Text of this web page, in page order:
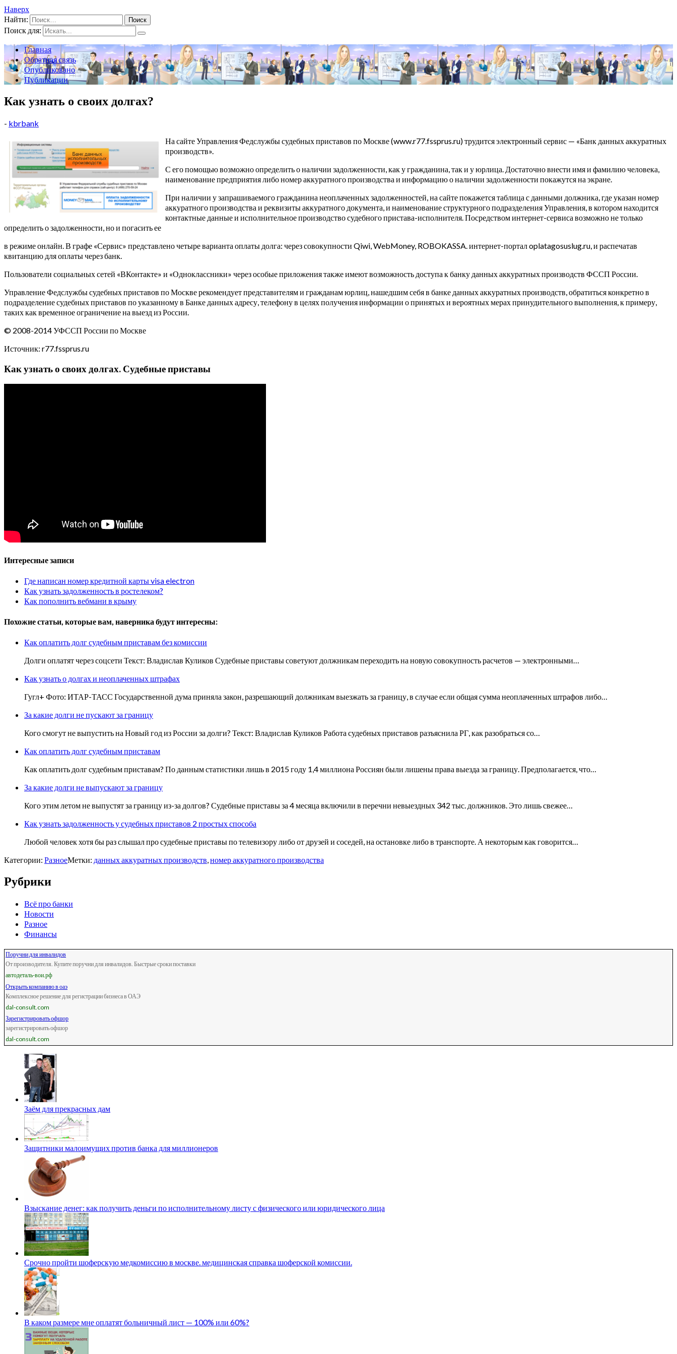
Наверх
Найти:
Поиск для:
Главная
Обратная связь
Опубликовано
Публикации
Как узнать о своих долгах?
- kbrbank
На сайте Управления Федслужбы судебных приставов по Москве (www.r77.fssprus.ru) трудится электронный сервис — «Банк данных аккуратных
производств».
С его помощью возможно определить о наличии задолженности, как у гражданина, так и у юрлица. Достаточно внести имя и фамилию человека,
наименование предприятия либо номер аккуратного производства и информацию о наличии задолженности покажутся на экране.
При наличии у запрашиваемого гражданина неоплаченных задолженностей, на сайте покажется таблица с данными должника, где указан номер
аккуратного производства и реквизиты аккуратного документа, и наименование структурного подразделения Управления, в котором находится
контактные данные и исполнительное производство судебного пристава-исполнителя. Посредством интернет-сервиса возможно не только
определить о задолженности, но и погасить ее
в режиме онлайн. В графе «Сервис» представлено четыре варианта оплаты долга: через совокупности Qiwi, WebMoney, ROBOKASSA. интернет-портал oplatagosuslug.ru, и распечатав
квитанцию для оплаты через банк.
Пользователи социальных сетей «ВКонтакте» и «Одноклассники» через особые приложения также имеют возможность доступа к банку данных аккуратных производств ФССП России.
Управление Федслужбы судебных приставов по Москве рекомендует представителям и гражданам юрлиц, нашедшим себя в банке данных аккуратных производств, обратиться конкретно в
подразделение судебных приставов по указанному в Банке данных адресу, телефону в целях получения информации о принятых и вероятных мерах принудительного выполнения, к примеру,
таких как временное ограничение на выезд из России.
© 2008-2014 УФССП России по Москве
Источник: r77.fssprus.ru
Как узнать о своих долгах. Судебные приставы
Интересные записи
Где написан номер кредитной карты visa electron
Как узнать задолженность в ростелеком?
Как пополнить вебмани в крыму
Похожие статьи, которые вам, наверника будут интересны:
Как оплатить долг судебным приставам без комиссии
Долги оплатят через соцсети Текст: Владислав Куликов Судебные приставы советуют должникам переходить на новую совокупность расчетов — электронными…
Как узнать о долгах и неоплаченных штрафах
Гугл+ Фото: ИТАР-ТАСС Государственной дума приняла закон, разрешающий должникам выезжать за границу, в случае если общая сумма неоплаченных штрафов либо…
За какие долги не пускают за границу
Кого смогут не выпустить на Новый год из России за долги? Текст: Владислав Куликов Работа судебных приставов разъяснила РГ, как разобраться со…
Как оплатить долг судебным приставам
Как оплатить долг судебным приставам? По данным статистики лишь в 2015 году 1,4 миллиона Россиян были лишены права выезда за границу. Предполагается, что…
За какие долги не выпускают за границу
Кого этим летом не выпустят за границу из-за долгов? Судебные приставы за 4 месяца включили в перечни невыездных 342 тыс. должников. Это лишь свежее…
Как узнать задолженность у судебных приставов 2 простых способа
Любой человек хотя бы раз слышал про судебные приставы по телевизору либо от друзей и соседей, на остановке либо в транспорте. А некоторым как говорится…
Категории: РазноеМетки: данных аккуратных производств,номер аккуратного производства
Рубрики
Всё про банки
Новости
Разное
Финансы
Поручни для инвалидов
От производителя. Купите поручни для инвалидов. Быстрые сроки поставки
автодеталь-вои.рф
Открыть компанию в оаэ
Комплексное решение для регистрации бизнеса в ОАЭ
dal-consult.com
Зарегистрировать офшор
зарегистрировать офшор
dal-consult.com
Заём для прекрасных дам
Защитники малоимущих против банка для миллионеров
Взыскание денег: как получить деньги по исполнительному листу с физического или юридического лица
Срочно пройти шоферскую медкомиссию в москве. медицинская справка шоферской комиссии.
В каком размере мне оплатят больничный лист — 100% или 60%?